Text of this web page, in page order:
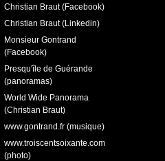
Christian Braut (Facebook)
Christian Braut (Linkedin)
Monsieur Gontrand
(Facebook)
Presqu'île de Guérande
(panoramas)
World Wide Panorama
(Christian Braut)
www.gontrand.fr (musique)
www.troiscentsoixante.com
(photo)